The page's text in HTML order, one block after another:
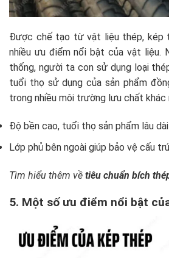
Được chế tạo từ vật liệu thép, kép
nhiều ưu điểm nổi bật của vật liệu.
thống, người ta con sử dụng loại
tuổi thọ sử dụng của sản phẩm
trong nhiều môi trường lưu chất khác
Độ bền cao, tuổi thọ sản phẩm lâu dài
Lớp phủ bên ngoài giúp bảo vệ cấu
Tìm hiểu thêm về tiêu chuẩn bích
5. Một số ưu điểm nổi bật